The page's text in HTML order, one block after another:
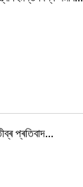
প্ৰতিবাদ...